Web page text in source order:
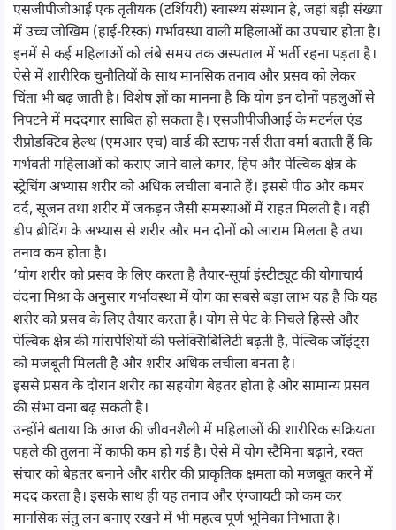
एसजीपीजीआई एक तृतीयक (टर्शियरी) स्वास्थ्य संस्थान है, जहां बड़ी संख्या
में उच्च जोखिम (हाई-रिस्क) गर्भावस्था वाली महिलाओं का उपचार होता है।
इनमें से कई महिलाओं को लंबे समय तक अस्पताल में भर्ती रहना पड़ता है।
ऐसे में शारीरिक चुनौतियों के साथ मानसिक तनाव और प्रसव को लेकर
चिंता भी बढ़ जाती है। विशेष ज्ञों का मानना है कि योग इन दोनों पहलुओं से
निपटने में मददगार साबित हो सकता है। एसजीपीजीआई के मटर्नल एंड
रीप्रोडक्टिव हेल्थ (एमआर एच) वार्ड की स्टाफ नर्स रीता वर्मा बताती हैं कि
गर्भवती महिलाओं को कराए जाने वाले कमर, हिप और पेल्विक क्षेत्र के
स्ट्रेचिंग अभ्यास शरीर को अधिक लचीला बनाते हैं। इससे पीठ और कमर
दर्द, सूजन तथा शरीर में जकड़न जैसी समस्याओं में राहत मिलती है। वहीं
डीप ब्रीदिंग के अभ्यास से शरीर और मन दोनों को आराम मिलता है तथा
तनाव कम होता है।
’योग शरीर को प्रसव के लिए करता है तैयार-सूर्या इंस्टीट्यूट की योगाचार्य
वंदना मिश्रा के अनुसार गर्भावस्था में योग का सबसे बड़ा लाभ यह है कि यह
शरीर को प्रसव के लिए तैयार करता है। योग से पेट के निचले हिस्से और
पेल्विक क्षेत्र की मांसपेशियों की फ्लेक्सिबिलिटी बढ़ती है, पेल्विक जॉइंट्स
को मजबूती मिलती है और शरीर अधिक लचीला बनता है।
इससे प्रसव के दौरान शरीर का सहयोग बेहतर होता है और सामान्य प्रसव
की संभा वना बढ़ सकती है।
उन्होंने बताया कि आज की जीवनशैली में महिलाओं की शारीरिक सक्रियता
पहले की तुलना में काफी कम हो गई है। ऐसे में योग स्टैमिना बढ़ाने, रक्त
संचार को बेहतर बनाने और शरीर की प्राकृतिक क्षमता को मजबूत करने में
मदद करता है। इसके साथ ही यह तनाव और एंग्जायटी को कम कर
मानसिक संतु लन बनाए रखने में भी महत्व पूर्ण भूमिका निभाता है।